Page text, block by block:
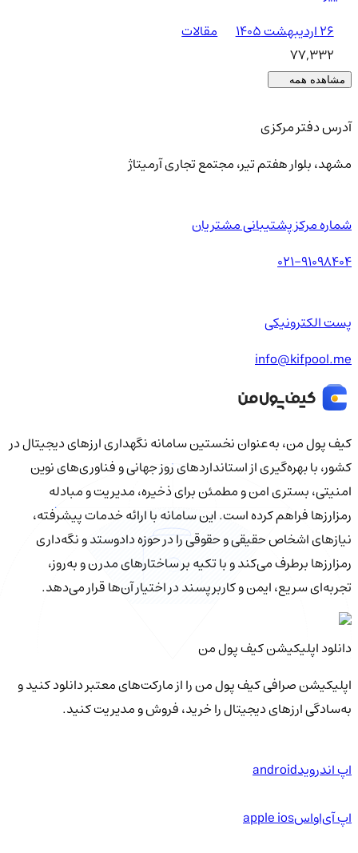
۲۶ اردیبهشت ۱۴۰۵
مقالات
77,332
مشاهده همه
آدرس دفتر مرکزی
مشهد، بلوار هفتم تیر، مجتمع تجاری آرمیتاژ
شماره مرکز پشتیبانی مشتریان
021-91098404
پست الکترونیکی
info@kifpool.me
کیف‌ پول من، به‌عنوان نخستین سامانه نگهداری ارزهای دیجیتال در
کشور، با بهره‌گیری از استانداردهای روز جهانی و فناوری‌های نوین
امنیتی، بستری امن و مطمئن برای ذخیره، مدیریت و مبادله
رمزارزها فراهم کرده است. این سامانه با ارائه خدمات پیشرفته،
نیازهای اشخاص حقیقی و حقوقی را در حوزه دادوستد و نگه‌داری
رمزارزها برطرف می‌کند و با تکیه بر ساختارهای مدرن و به‌روز،
تجربه‌ای سریع، ایمن و کاربرپسند در اختیار آن‌ها قرار می‌دهد.
دانلود اپلیکیشن کیف‌ پول من
اپلیکیشن صرافی کیف پول من را از مارکت‌های معتبر دانلود کنید و
به‌سادگی ارزهای دیجیتال را خرید، فروش و مدیریت کنید.
اپ اندرویدandroid
اپ آی‌او‌اسapple ios